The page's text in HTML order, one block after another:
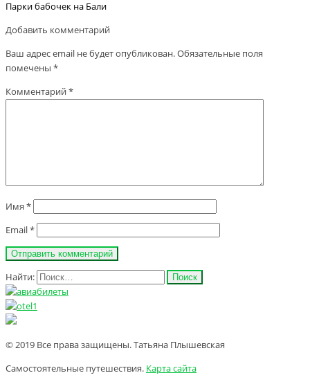
Парки бабочек на Бали
Добавить комментарий
Ваш адрес email не будет опубликован.Обязательные поля
помечены *
Комментарий*
Имя *
Email*
Найти:
© 2019 Все права защищены. Татьяна Плышевская
Самостоятельные путешествия. Карта сайта